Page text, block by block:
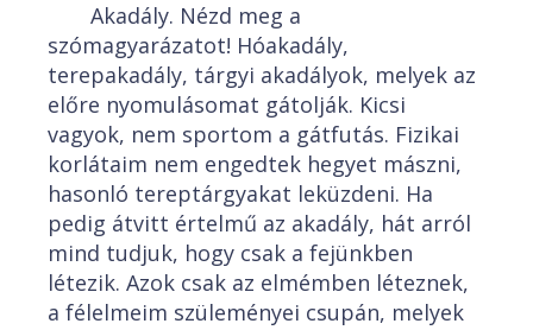
Akadály. Nézd meg a
szómagyarázatot! Hóakadály,
terepakadály, tárgyi akadályok, melyek az
előre nyomulásomat gátolják. Kicsi
vagyok, nem sportom a gátfutás. Fizikai
korlátaim nem engedtek hegyet mászni,
hasonló tereptárgyakat leküzdeni. Ha
pedig átvitt értelmű az akadály, hát arról
mind tudjuk, hogy csak a fejünkben
létezik. Azok csak az elmémben léteznek,
a félelmeim szüleményei csupán, melyek